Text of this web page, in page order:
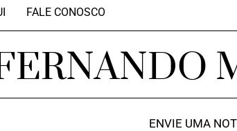
FALE CONOSCO
ENVIE UMA